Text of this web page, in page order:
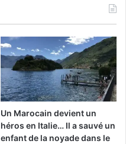
Un Marocain devient un
héros en Italie… Il a sauvé un
enfant de la noyade dans le